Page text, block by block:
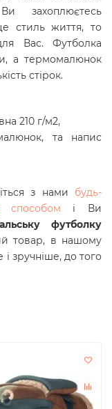
захоплюєтесь
стиль життя, то
Вас. Футболка
а термомалюнок
стірок.
210 г/м2,
та напис
з нами будь-
і Ви
футболку
товар, в нашому
зручніше, до того